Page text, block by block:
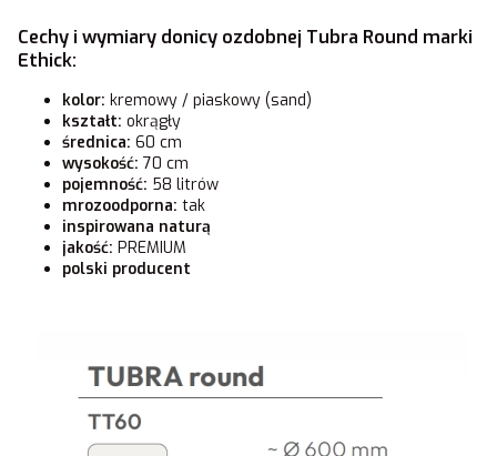
Cechy i wymiary donicy ozdobnej Tubra Round marki
Ethick:
kolor: kremowy / piaskowy (sand)
kształt: okrągły
średnica: 60 cm
wysokość: 70 cm
pojemność: 58 litrów
mrozoodporna: tak
inspirowana naturą
jakość: PREMIUM
polski producent